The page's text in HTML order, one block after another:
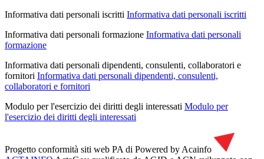
Informativa dati personali iscritti Informativa dati personali iscritti
Informativa dati personali formazione Informativa dati personali
formazione
Informativa dati personali dipendenti, consulenti, collaboratori e
fornitori Informativa dati personali dipendenti, consulenti,
collaboratori e fornitori
Modulo per l'esercizio dei diritti degli interessati Modulo per
l'esercizio dei diritti degli interessati
Progetto conformità siti web PA di Powered by Acainfo